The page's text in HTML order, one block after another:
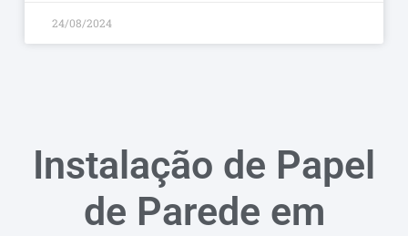
24/08/2024
Instalação de Papel
de Parede em